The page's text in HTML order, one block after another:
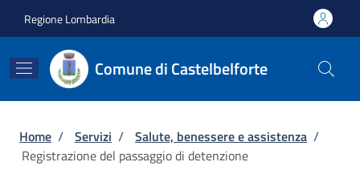
Regione Lombardia
Comune di Castelbelforte
Briciole di pane
Home / Servizi / Salute, benessere e assistenza /
Registrazione del passaggio di detenzione